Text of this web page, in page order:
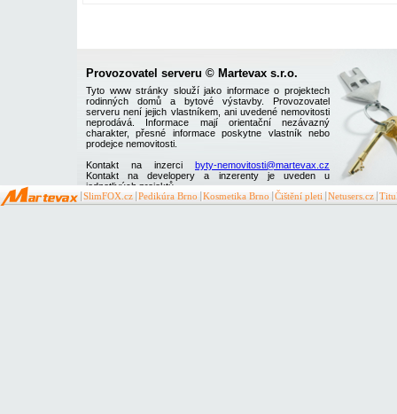
Provozovatel serveru © Martevax s.r.o.
Tyto www stránky slouží jako informace o projektech
rodinných domů a bytové výstavby. Provozovatel
serveru není jejich vlastníkem, ani uvedené nemovitosti
neprodává. Informace mají orientační nezávazný
charakter, přesné informace poskytne vlastník nebo
prodejce nemovitosti.
Kontakt na inzerci byty-nemovitosti@martevax.cz
Kontakt na developery a inzerenty je uveden u
jednotlivých projektů
SlimFOX.cz Pedikúra Brno Kosmetika Brno Čištění pleti Netusers.cz